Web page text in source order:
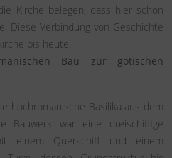
Kirche belegen, dass hier schon
Diese Verbindung von Geschichte
bis heute.
Bau zur gotischen
hochromanische Basilika aus dem
Bauwerk war eine dreischiffige
einem Querschiff und einem